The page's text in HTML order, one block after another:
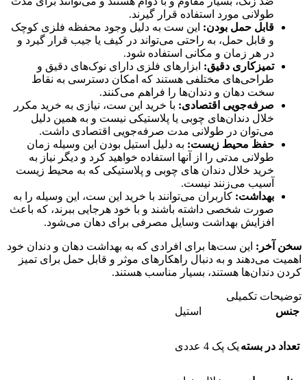
طولانی مورد استفاده قرار گیرند.
قابل حمل بودن: این ست به دلیل وجود محفظه فلزی کوچک
و قابل حمل، به راحتی می‌تواند در کیف یا جیب قرار گیرد و
در هر زمان و مکانی استفاده شود.
تمیزکاری دقیق: ابزارهای فلزی دارای نوک‌های دقیق و
طراحی‌های مختلفی هستند که امکان دسترسی به نقاط
سخت دهان و دندان‌ها را فراهم می‌کنند.
صرفه‌جویی اقتصادی: با خرید این ست، نیازی به خرید مکرر
خلال دندان‌های چوبی یا پلاستیکی نیست و به همین دلیل
می‌توان در طولانی مدت صرفه‌جویی اقتصادی داشت.
حفظ محیط زیست: به دلیل استیل بودن این وسیله زمان
طولانی مدتی را از آنها استفاده خواهید کرد و دیگر نیاز به
خرید خلال دندان های چوبی و پلاستیکی که به محیط زیست
آسیب می‌زنند نیست.
بهداشت: کاربران می‌توانند با خرید این ست، این وسیله را به
صورت شخصی داشته باشند و با خود هرجایی ببرند، که باعث
افزایش بهداشت وسایل مصرفی برای دهان می‌شود.
سخن آخر: این ست‌ها برای افرادی که به بهداشت دهان و دندان خود
اهمیت می‌دهند و به دنبال راهکارهای موثر و قابل حمل برای تمیز
کردن دندان‌ها هستند، بسیار مناسب هستند.
توضیحات تکمیلی
جنس
استیل
تعداد در بسته یک پک 4 عددی